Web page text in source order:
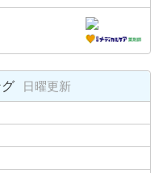
日曜更新